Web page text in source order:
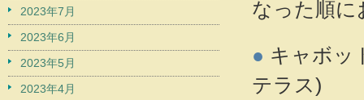
なった順に
● キャボッ
テラス)
2023年7月
2023年6月
2023年5月
2023年4月